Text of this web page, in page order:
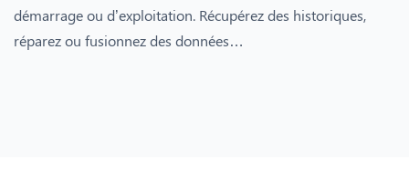
démarrage ou d’exploitation. Récupérez des historiques,
réparez ou fusionnez des données…